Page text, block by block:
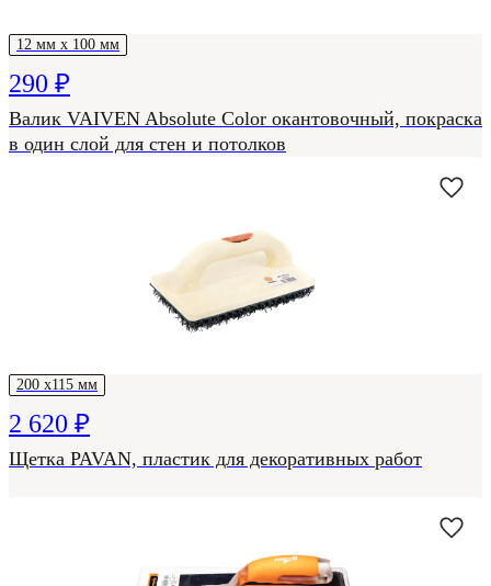
12 мм х 100 мм
290 ₽
Валик VAIVEN Absolute Color окантовочный, покраска
в один слой для стен и потолков
200 х115 мм
2 620 ₽
Щетка PAVAN, пластик для декоративных работ